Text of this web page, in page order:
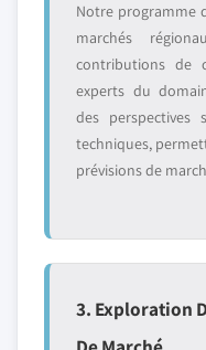
Notre programme
marchés
contributions de
experts du
des perspectives
techniques,
prévisions de
3. Exploration